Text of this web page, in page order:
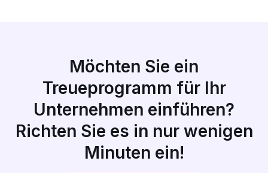
Möchten Sie ein
Treueprogramm für Ihr
Unternehmen einführen?
Richten Sie es in nur wenigen
Minuten ein!